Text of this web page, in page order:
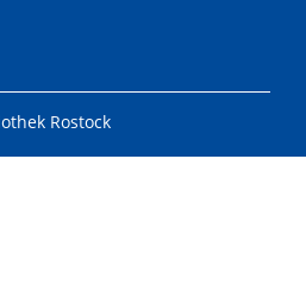
Rostock